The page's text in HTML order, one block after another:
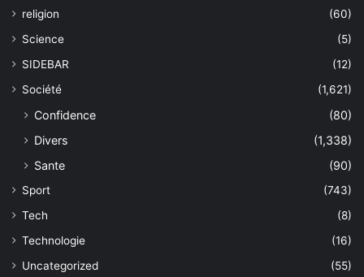
religion
(60)
Science
(5)
SIDEBAR
(12)
Société
(1,621)
Confidence
(80)
Divers
(1,338)
Sante
(90)
Sport
(743)
Tech
(8)
Technologie
(16)
Uncategorized
(55)